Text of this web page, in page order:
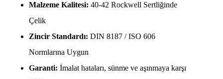
Malzeme Kalitesi: 40-42 Rockwell Sertliğinde
Çelik
Zincir Standardı: DIN 8187 / ISO 606
Normlarına Uygun
Garanti: İmalat hataları, sünme ve aşınmaya karşı